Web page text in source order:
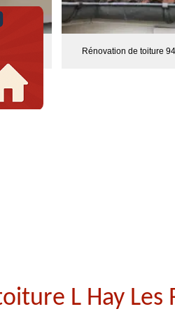
94 Rénovation de toiture 94
L Hay Les